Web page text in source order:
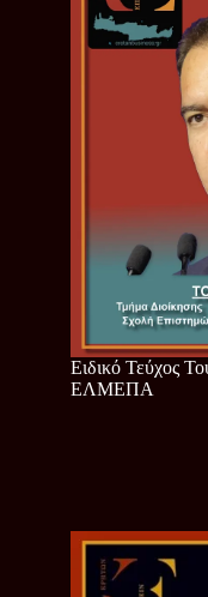
Ειδικό Τεύχος
ΕΛΜΕΠΑ